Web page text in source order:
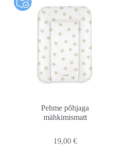
Pehme põhjaga
mähkimismatt
19,00 €